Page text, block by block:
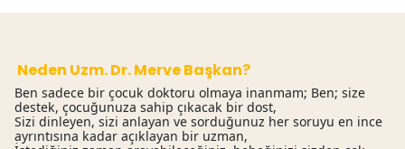
Neden Uzm. Dr. Merve Başkan?
Ben sadece bir çocuk doktoru olmaya inanmam; Ben; size
destek, çocuğunuza sahip çıkacak bir dost,
Sizi dinleyen, sizi anlayan ve sorduğunuz her soruyu en ince
ayrıntısına kadar açıklayan bir uzman,